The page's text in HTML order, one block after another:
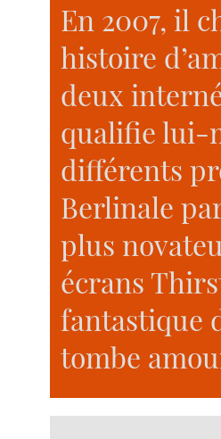
En 2007, il
histoire
deux
qualifie lui-
différents
Berlinale
plus
écrans
fantastique
tombe